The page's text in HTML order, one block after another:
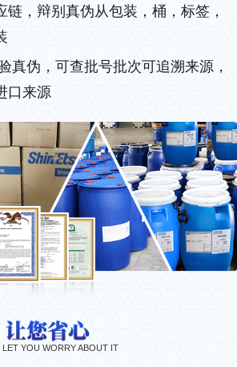
链，辩别真伪从包装，桶，标签，
真伪，可查批号批次可追溯来源，
口来源
YOU WORRY ABOUT IT